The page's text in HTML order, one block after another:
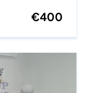
€400